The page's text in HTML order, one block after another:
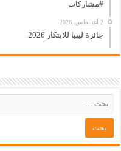
#مشاركات
2 أغسطس، 2026
جائزة ليبيا للابتكار 2026